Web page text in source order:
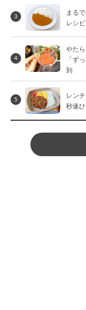
3
まる
レシ
4
やた
「ず
到
5
レン
秒速